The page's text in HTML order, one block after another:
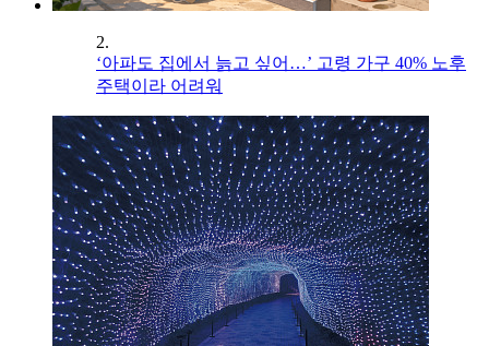
2.
‘아파도 집에서 늙고 싶어…’ 고령 가구 40% 노후
주택이라 어려워